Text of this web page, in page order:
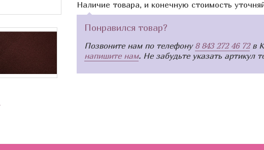
Наличие товара, и конечную стоимость
Понравился товар?
Позвоните нам по телефону 8 843 272 46 72в
напишите нам. Не забудьте указать артикул